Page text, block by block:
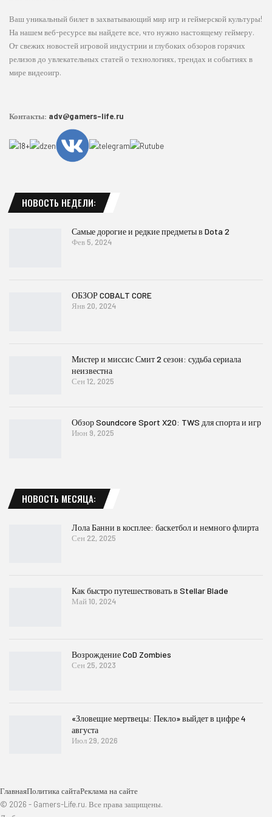
Ваш уникальный билет в захватывающий мир игр и геймерской культуры!
На нашем веб-ресурсе вы найдете все, что нужно настоящему геймеру.
От свежих новостей игровой индустрии и глубоких обзоров горячих
релизов до увлекательных статей о технологиях, трендах и событиях в
мире видеоигр.
Контакты: adv@gamers-life.ru
НОВОСТЬ НЕДЕЛИ:
Самые дорогие и редкие предметы в Dota 2
Фев 5, 2024
ОБЗОР COBALT CORE
Янв 20, 2024
Мистер и миссис Смит 2 сезон: судьба сериала
неизвестна
Сен 12, 2025
Обзор Soundcore Sport X20: TWS для спорта и игр
Июн 9, 2025
НОВОСТЬ МЕСЯЦА:
Лола Банни в косплее: баскетбол и немного флирта
Сен 22, 2025
Как быстро путешествовать в Stellar Blade
Май 10, 2024
Возрождение CoD Zombies
Сен 25, 2023
«Зловещие мертвецы: Пекло» выйдет в цифре 4
августа
Июл 29, 2026
ГлавнаяПолитика сайтаРеклама на сайте
© 2026 - Gamers-Life.ru. Все права защищены.